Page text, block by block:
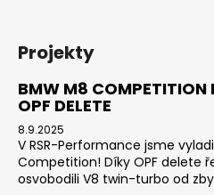
Projekty
BMW M8 COMPETITION
OPF DELETE
8.9.2025
V RSR-Performance jsme
Competition! Díky OPF delete
osvobodili V8 twin-turbo od